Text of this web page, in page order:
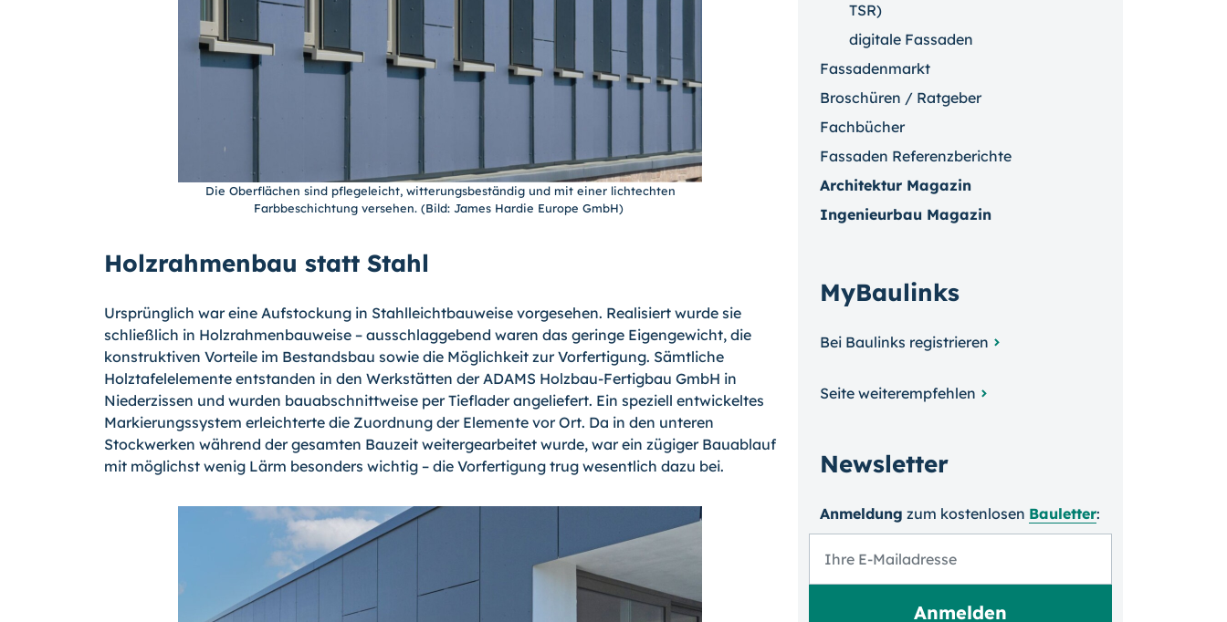
Die Oberflächen sind pflegeleicht, witterungsbeständig und mit einer lichtechten
Farbbeschichtung versehen. (Bild: James Hardie Europe GmbH)
Holzrahmenbau statt Stahl
Ursprünglich war eine Aufstockung in Stahlleichtbauweise vorgesehen. Realisiert wurde sie
schließlich in Holzrahmenbauweise – ausschlaggebend waren das geringe Eigengewicht, die
konstruktiven Vorteile im Bestandsbau sowie die Möglichkeit zur Vorfertigung. Sämtliche
Holztafelelemente entstanden in den Werkstätten der ADAMS Holzbau-Fertigbau GmbH in
Niederzissen und wurden bauabschnittweise per Tieflader angeliefert. Ein speziell entwickeltes
Markierungssystem erleichterte die Zuordnung der Elemente vor Ort. Da in den unteren
Stockwerken während der gesamten Bauzeit weitergearbeitet wurde, war ein zügiger Bauablauf
mit möglichst wenig Lärm besonders wichtig – die Vorfertigung trug wesentlich dazu bei.
TSR)
digitale Fassaden
Fassadenmarkt
Broschüren / Ratgeber
Fachbücher
Fassaden Referenzberichte
Architektur Magazin
Ingenieurbau Magazin
MyBaulinks
Bei Baulinks registrieren
Seite weiterempfehlen
Newsletter
Anmeldung zum kosten­losen Bauletter: